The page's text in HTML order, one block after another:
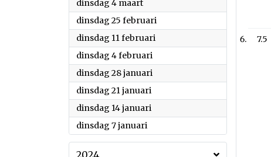
dinsdag 4 maart2025
dinsdag 25 februari
dinsdag 11 februari
dinsdag 4 februari
dinsdag 28 januari
dinsdag 21 januari
dinsdag 14 januari
dinsdag 7 januari
2024
7.5